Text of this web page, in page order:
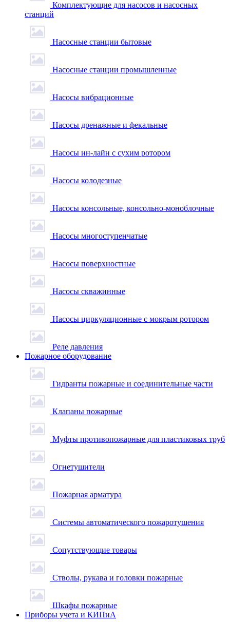
Комплектующие для насосов и насосных
станций
Насосные станции бытовые
Насосные станции промышленные
Насосы вибрационные
Насосы дренажные и фекальные
Насосы ин-лайн с сухим ротором
Насосы колодезные
Насосы консольные, консольно-моноблочные
Насосы многоступенчатые
Насосы поверхностные
Насосы скважинные
Насосы циркуляционные с мокрым ротором
Реле давления
Пожарное оборудование
Гидранты пожарные и соединительные части
Клапаны пожарные
Муфты противопожарные для пластиковых труб
Огнетушители
Пожарная арматура
Системы автоматического пожаротушения
Сопутствующие товары
Стволы, рукава и головки пожарные
Шкафы пожарные
Приборы учета и КИПиА